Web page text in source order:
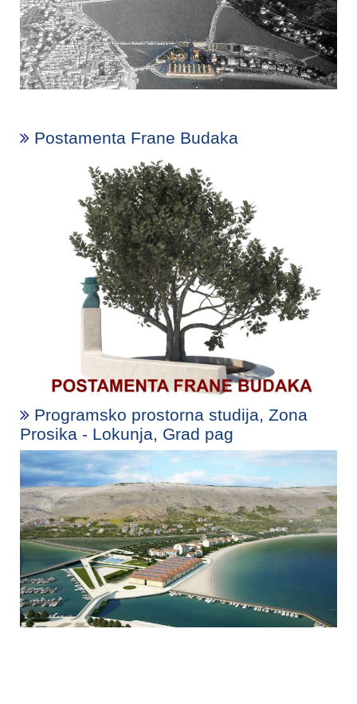
Postamenta Frane Budaka
Programsko prostorna studija, Zona
Prosika - Lokunja, Grad pag